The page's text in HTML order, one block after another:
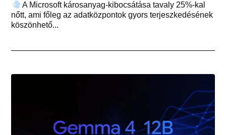
A Microsoft károsanyag-kibocsátása tavaly 25%-kal
nőtt, ami főleg az adatközpontok gyors terjeszkedésének
köszönhető...